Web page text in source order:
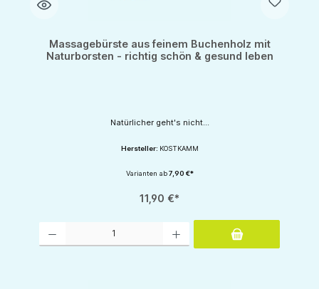
Massagebürste aus feinem Buchenholz mit
Naturborsten - richtig schön & gesund leben
Natürlicher geht's nicht...
Hersteller: KOSTKAMM
Varianten ab7,90 €*
11,90 €*